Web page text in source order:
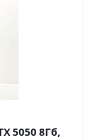
5050 8Гб,